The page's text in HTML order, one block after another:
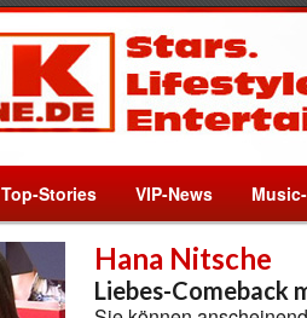
Top-Stories VIP-News
Hana Nitsche
Liebes-Comeback